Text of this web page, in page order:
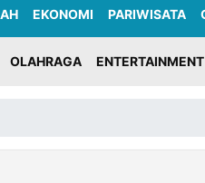
EKONOMI PARIWISATA
OLAHRAGA ENTERTAINMENT